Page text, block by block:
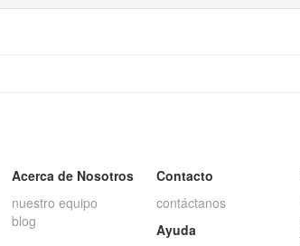
Acerca de Nosotros
nuestro equipo
blog
Contacto
contáctanos
Ayuda